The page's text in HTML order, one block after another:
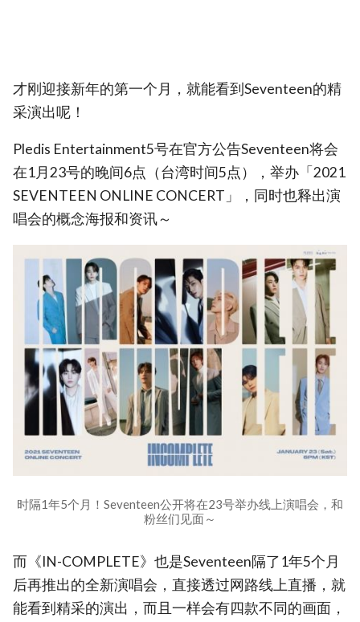
才刚迎接新年的第一个月，就能看到Seventeen的精
采演出呢！
Pledis Entertainment5号在官方公告Seventeen将会
在1月23号的晚间6点（台湾时间5点），举办「2021
SEVENTEEN ONLINE CONCERT」，同时也释出演
唱会的概念海报和资讯～
时隔1年5个月！Seventeen公开将在23号举办线上演唱会，和
粉丝们见面～
而《IN-COMPLETE》也是Seventeen隔了1年5个月
后再推出的全新演唱会，直接透过网路线上直播，就
能看到精采的演出，而且一样会有四款不同的画面，